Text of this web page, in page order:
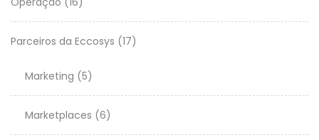
Parceiros da Eccosys (17)
Marketing (5)
Marketplaces (6)